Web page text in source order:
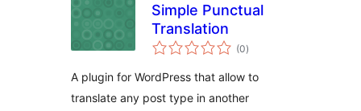
Simple Punctual
Translation
(0evaluación
total
)
A plugin for WordPress that allow to
translate any post type in another